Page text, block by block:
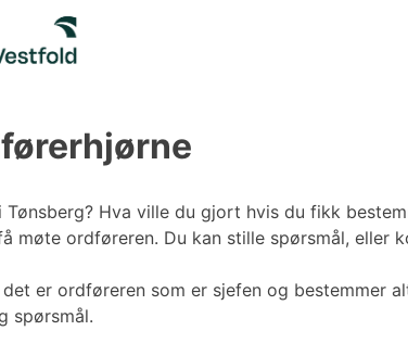
Tønsberg? Hva ville du gjort hvis du fikk
møte ordføreren. Du kan stille spørsmål, eller
er ordføreren som er sjefen og bestemmer
spørsmål.